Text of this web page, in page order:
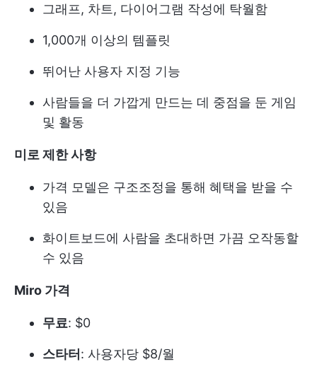
그래프, 차트, 다이어그램 작성에 탁월함
1,000개 이상의 템플릿
뛰어난 사용자 지정 기능
사람들을 더 가깝게 만드는 데 중점을 둔 게임
및 활동
미로 제한 사항
가격 모델은 구조조정을 통해 혜택을 받을 수
있음
화이트보드에 사람을 초대하면 가끔 오작동할
수 있음
Miro 가격
무료: $0
스타터: 사용자당 $8/월